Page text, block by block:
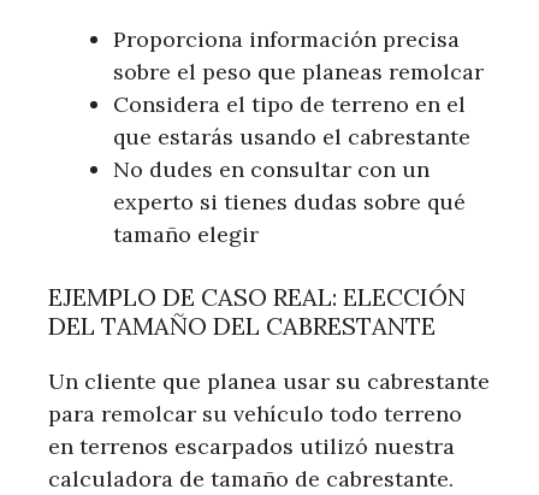
Proporciona información precisa
sobre el peso que planeas remolcar
Considera el tipo de terreno en el
que estarás usando el cabrestante
No dudes en consultar con un
experto si tienes dudas sobre qué
tamaño elegir
EJEMPLO DE CASO REAL: ELECCIÓN
DEL TAMAÑO DEL CABRESTANTE
Un cliente que planea usar su cabrestante
para remolcar su vehículo todo terreno
en terrenos escarpados utilizó nuestra
calculadora de tamaño de cabrestante.